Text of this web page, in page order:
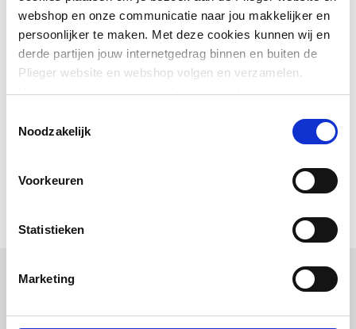
webshop en onze communicatie naar jou makkelijker en
persoonlijker te maken. Met deze cookies kunnen wij en
derde partijen jouw internetgedrag binnen en buiten de
Plieger website en webshop volgen en verzamelen.
Hiermee passen wij en derden onze website, app,
We slaan je cookievoorkeur op in je browser.
Noodzakelijk
Voorkeuren
Statistieken
Marketing
Vandaalbestendig Nee
Uitvoeringsvorm Wandspiegel
Vergrotende spiegel
Met spiegellijst
Combinatie artikelen